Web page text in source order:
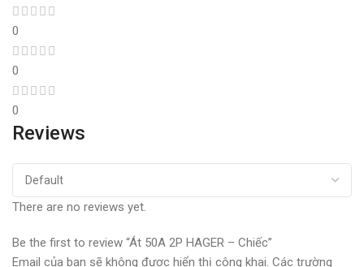
0
0
0
Reviews
There are no reviews yet.
Be the first to review “Át 50A 2P HAGER – Chiếc”
Email của bạn sẽ không được hiển thị công khai. Các trường